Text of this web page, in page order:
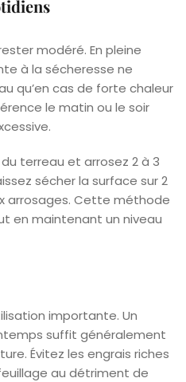
modéré. En pleine
à la sécheresse ne
qu’en cas de forte chaleur
le matin ou le soir
du terreau et arrosez 2 à 3
sécher la surface sur 2
arrosages. Cette méthode
en maintenant un niveau
importante. Un
suffit généralement
Évitez les engrais riches
au détriment de